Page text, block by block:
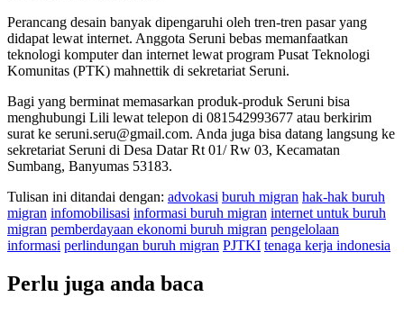
Perancang desain banyak dipengaruhi oleh tren-tren pasar yang
didapat lewat internet. Anggota Seruni bebas memanfaatkan
teknologi komputer dan internet lewat program Pusat Teknologi
Komunitas (PTK) mahnettik di sekretariat Seruni.
Bagi yang berminat memasarkan produk-produk Seruni bisa
menghubungi Lili lewat telepon di 081542993677 atau berkirim
surat ke seruni.seru@gmail.com. Anda juga bisa datang langsung ke
sekretariat Seruni di Desa Datar Rt 01/ Rw 03, Kecamatan
Sumbang, Banyumas 53183.
Tulisan ini ditandai dengan: advokasi buruh migran hak-hak buruh
migran infomobilisasi informasi buruh migran internet untuk buruh
migran pemberdayaan ekonomi buruh migran pengelolaan
informasi perlindungan buruh migran PJTKI tenaga kerja indonesia
Perlu juga anda baca